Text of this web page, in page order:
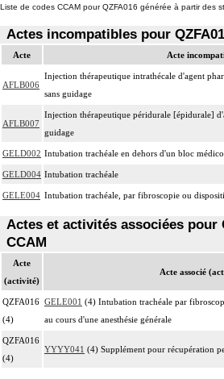
Liste de codes CCAM pour QZFA016 générée à partir des
Actes incompatibles pour
Acte Acte
AFLB006
Injection thérapeutique intrathécale d'agent
sans guidage
AFLB007
Injection thérapeutique péridurale [épidurale]
guidage
GELD002 Intubation trachéale en dehors d'un bloc
GELD004 Intubation trachéale
GELE004 Intubation trachéale, par fibroscopie ou
Actes et activités associées pour
CCAM
Acte
(activité)
Acte associé
QZFA016
(4)
GELE001 (4) Intubation trachéale par
au cours d'une anesthésie générale
QZFA016
(4)
YYYY041 (4) Supplément pour récupération